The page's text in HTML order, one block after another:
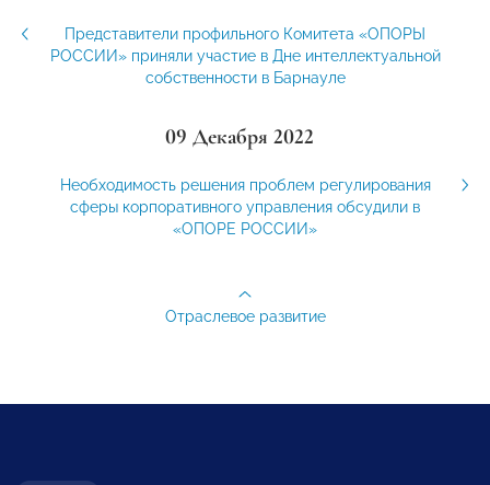
Представители профильного Комитета «ОПОРЫ
РОССИИ» приняли участие в Дне интеллектуальной
собственности в Барнауле
09 Декабря 2022
Необходимость решения проблем регулирования
сферы корпоративного управления обсудили в
«ОПОРЕ РОССИИ»
Отраслевое развитие